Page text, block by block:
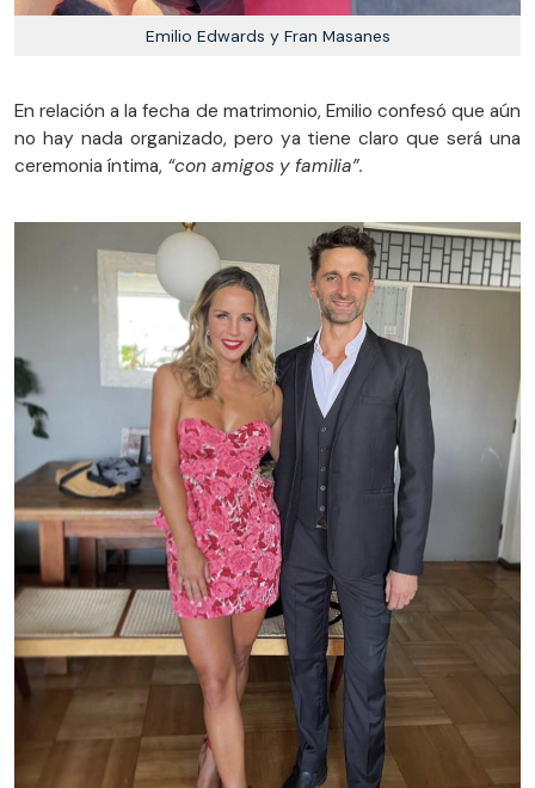
Emilio Edwards y Fran Masanes
En relación a la fecha de matrimonio, Emilio confesó que aún
no hay nada organizado, pero ya tiene claro que será una
ceremonia íntima, “con amigos y familia”.